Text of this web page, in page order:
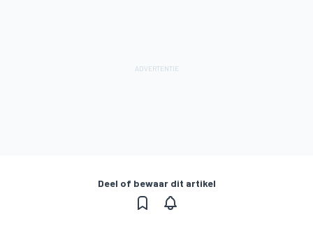
Deel of bewaar dit artikel